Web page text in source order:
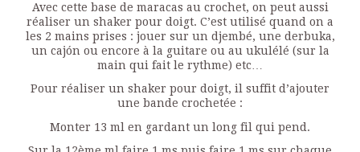
Avec cette base de maracas au crochet, on peut aussi
réaliser un shaker pour doigt. C’est utilisé quand on a
les 2 mains prises : jouer sur un djembé, une derbuka,
un cajón ou encore à la guitare ou au ukulélé (sur la
main qui fait le rythme) etc…
Pour réaliser un shaker pour doigt, il suffit d’ajouter
une bande crochetée :
Monter 13 ml en gardant un long fil qui pend.